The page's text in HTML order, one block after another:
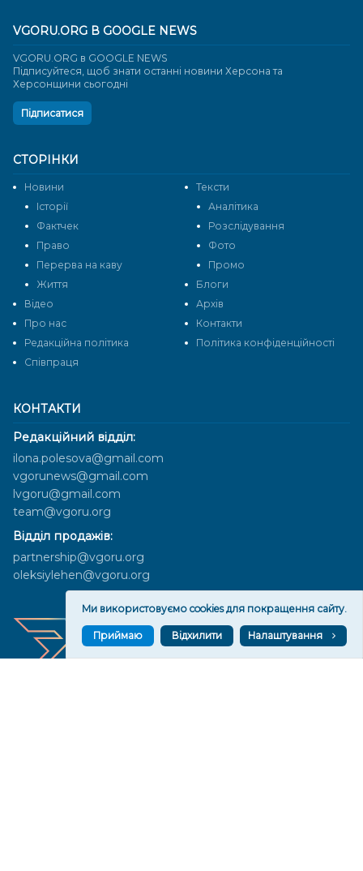
КОНТАКТИ
Редакційний відділ:
ilona.polesova@gmail.com
vgorunews@gmail.com
lvgoru@gmail.com
team@vgoru.org
Відділ продажів:
partnership@vgoru.org
oleksiylehen@vgoru.org
СТОРІНКИ
Новини
Тексти
Історії
Аналітика
Фактчек
Розслідування
Право
Фото
Перерва на каву
Промо
Життя
Блоги
Відео
Архів
Про нас
Контакти
Редакційна політика
Політика конфіденційності
Cпівпраця
VGORU.ORG В GOOGLE NEWS
VGORU.ORG в GOOGLE NEWS
Підписуйтеся, щоб знати останні новини Херсона та
Херсонщини сьогодні
Підписатися
Ми використовуємо cookies для покращення сайту.
Приймаю Відхилити Налаштування